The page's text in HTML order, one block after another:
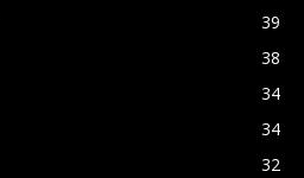
39
38
34
34
32